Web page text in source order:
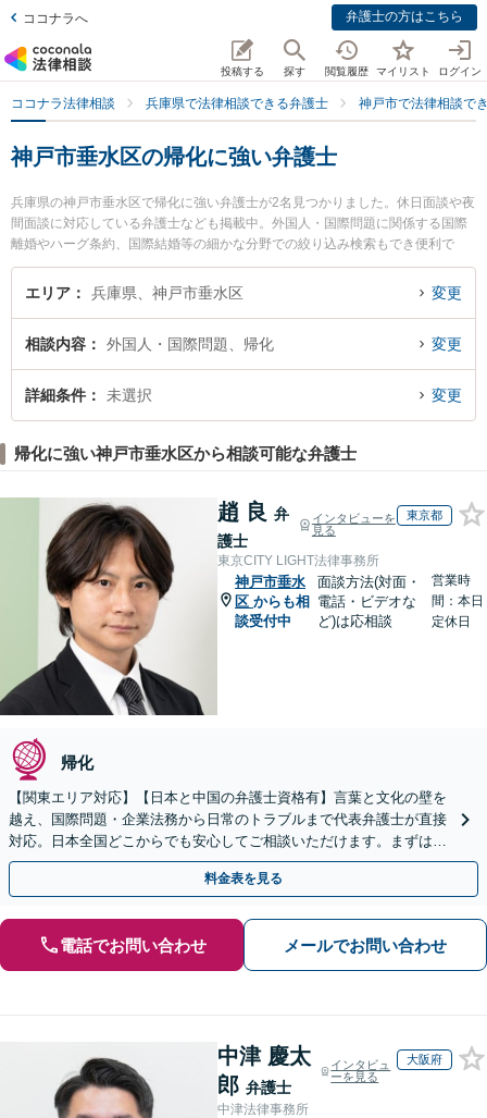
ココナラへ 弁護士の方はこちら
投稿する 探す 閲覧履歴 マイリスト ログイン
ココナラ法律相談 兵庫県で法律相談できる弁護士 神戸市で法律相談で
神戸市垂水区の帰化に強い弁護士
兵庫県の神戸市垂水区で帰化に強い弁護士が2名見つかりました。休日面談や夜
間面談に対応している弁護士なども掲載中。外国人・国際問題に関係する国際
離婚やハーグ条約、国際結婚等の細かな分野での絞り込み検索もでき便利で
す。特に神戸ほまれ法律事務所の河原林 直樹弁護士や神戸マリン綜合法律事務
所の西口 竜司弁護士のプロフィール情報や弁護士費用、強みなどが注目されて
たい』『初回相談無料で帰化を法律相談できる神戸市垂水区内の弁護士に相談
予約したい』などでお困りの相談者さんにおすすめです。
エリア 兵庫県、神戸市垂水区 変更
相談内容 外国人・国際問題、帰化 変更
詳細条件 未選択 変更
帰化に強い神戸市垂水区から相談可能な弁護士
趙 良 弁
護士
インタビューを
見る
東京都
東京CITY LIGHT法律事務所
神戸市垂水
区 からも相
談受付中
面談方法(対面・
電話・ビデオな
ど)は応相談
営業時
間：本日
定休日
帰化
【関東エリア対応】【日本と中国の弁護士資格有】言葉と文化の壁を
越え、国際問題・企業法務から日常のトラブルまで代表弁護士が直接
対応。日本全国どこからでも安心してご相談いただけます。まずは一
歩を踏み出してみませんか。【初回相談無料】
料金表を見る
電話でお問い合わせ メールでお問い合わせ
中津 慶太
郎 弁護士
インタビュ
ーを見る
大阪府
中津法律事務所